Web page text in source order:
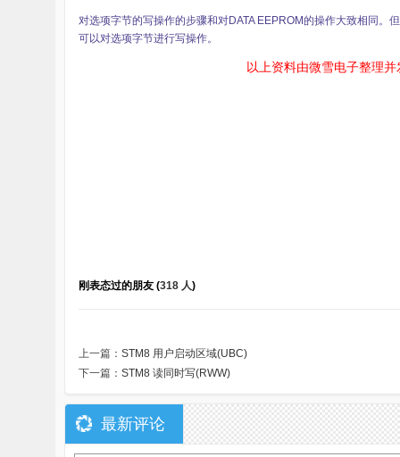
对选项字节的写操作的步骤和对DATA EEPROM的操作大致相同
可以对选项字节进行写操作。
以上资料由微雪电子整理
刚表态过的朋友 (318 人)
上一篇： STM8 用户启动区域(UBC)
下一篇： STM8 读同时写(RWW)
最新评论